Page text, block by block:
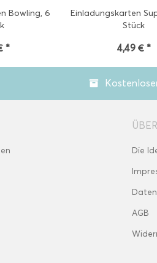
Bowling, 6
*
Einladungskarten
Stück
4,49 € *
Die
AGB